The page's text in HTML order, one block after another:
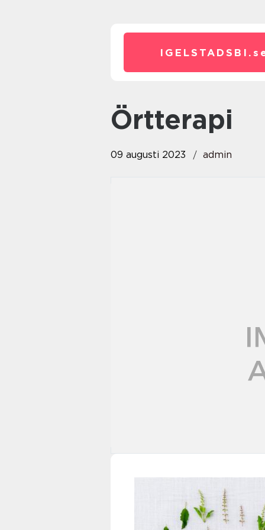
IGELSTADSBI.
Örtterapi
09 augusti 2023 admin